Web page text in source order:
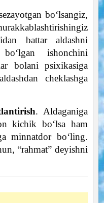
bo‘lsangiz,
battar aldashni
ishonchini
bolani psixikasiga
cheklashga
. Aldaganiga
kichik bo‘lsa ham
minnatdor bo‘ling.
“rahmat” deyishni